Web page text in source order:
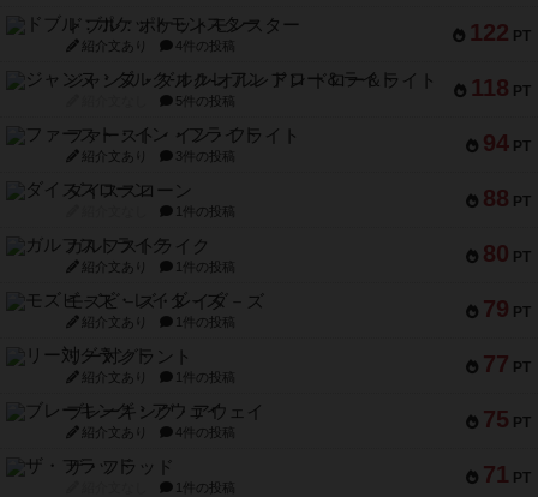
122 PT
ドブル：ポケットモンスター
紹介文あり 4件の投稿
118 PT
ジャンヌ・ダルク-オルレアン ドロー＆ライト
5件の投稿
94 PT
ファースト・イン・フライト
紹介文あり 3件の投稿
88 PT
ダイススローン
1件の投稿
80 PT
ガルフストライク
紹介文あり 1件の投稿
79 PT
モズビ－ズ・レイダ－ズ
紹介文あり 1件の投稿
77 PT
リー対グラント
紹介文あり 1件の投稿
75 PT
ブレーキング・アウェイ
紹介文あり 4件の投稿
71 PT
ザ・フラッド
1件の投稿